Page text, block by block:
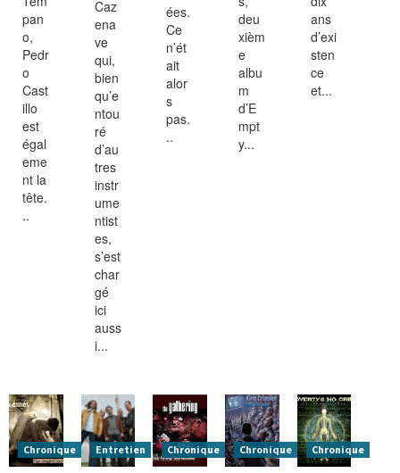
pan
o,
Pedr
o
Cast
illo
est
égal
eme
nt la
tête.
..
Caz
ena
ve
qui,
bien
qu’e
ntou
ré
d’au
tres
instr
ume
ntist
es,
s’est
char
gé
ici
auss
i...
ées.
Ce
n’ét
ait
alor
s
pas.
..
deu
xièm
e
albu
m
d’E
mpt
y...
ans
d’exi
sten
ce
et...
Chronique Entretien Chronique Chronique Chronique